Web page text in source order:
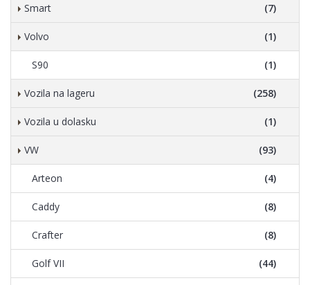
Smart (7)
Volvo (1)
S90 (1)
Vozila na lageru (258)
Vozila u dolasku (1)
VW (93)
Arteon (4)
Caddy (8)
Crafter (8)
Golf VII (44)